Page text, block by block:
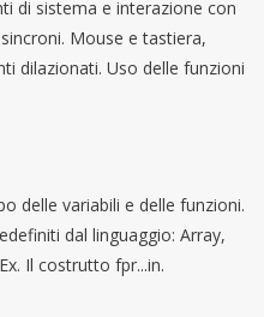
di sistema e interazione con
Mouse e tastiera,
dilazionati. Uso delle funzioni
delle variabili e delle funzioni.
dal linguaggio: Array,
Il costrutto fpr...in.